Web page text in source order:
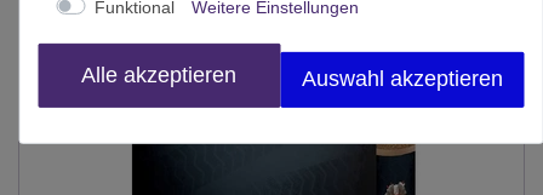
Funktional Weitere Einstellungen
Alle akzeptieren Auswahl akzeptieren